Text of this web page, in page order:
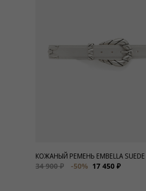
Сумки и аксессуары
КОЖАНЫЙ РЕМЕНЬ EMBELLA SUEDE
34 900 ₽
-50% 17 450 ₽